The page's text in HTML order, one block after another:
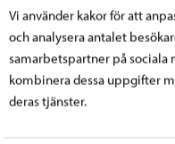
Vi använder kakor för att
och analysera antalet
samarbetspartner på sociala
kombinera dessa uppgifter
deras tjänster.